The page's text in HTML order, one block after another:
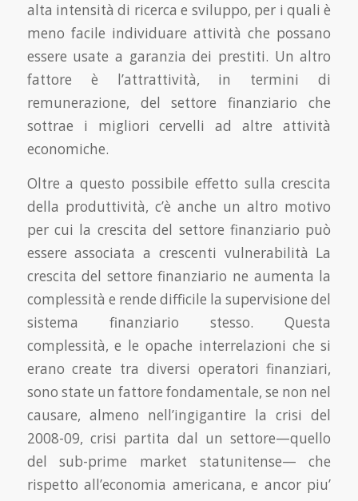
alta intensità di ricerca e sviluppo, per i quali è
meno facile individuare attività che possano
essere usate a garanzia dei prestiti. Un altro
fattore è l’attrattività, in termini di
remunerazione, del settore finanziario che
sottrae i migliori cervelli ad altre attività
economiche.
Oltre a questo possibile effetto sulla crescita
della produttività, c’è anche un altro motivo
per cui la crescita del settore finanziario può
essere associata a crescenti vulnerabilità La
cresci­ta del settore finanziario ne aumenta la
complessità e rende difficile la supervisione del
sistema finanziario stesso. Questa
complessità, e le opache interrelazioni che si
erano create tra diversi operatori finanziari,
sono state un fattore fondamentale, se non nel
causare, almeno nell’ingigan­tire la crisi del
2008-09, crisi partita dal un settore—quello
del sub-prime market statunitense— che
rispetto all’economia americana, e ancor piu’